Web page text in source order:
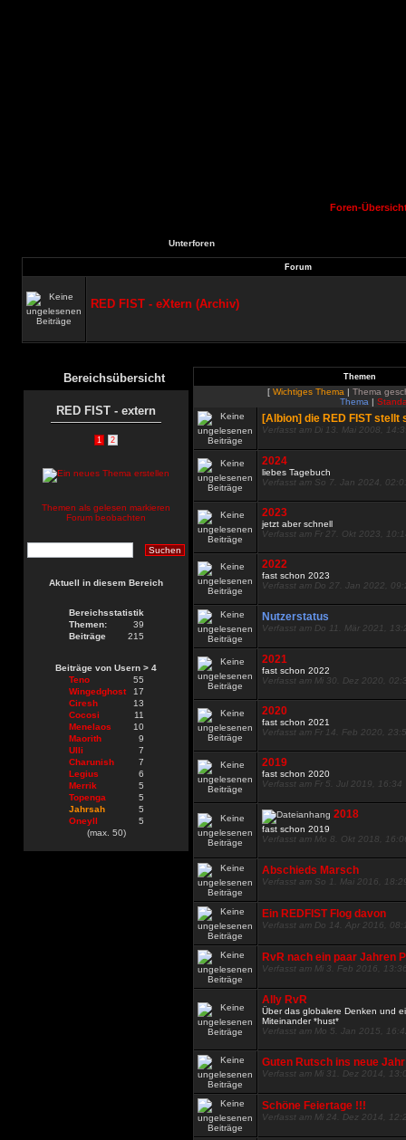
Foren-
Unterforen
Forum
RED FIST - eXtern (Archiv)
Bereichsübersicht
RED FIST - extern
1 2
Themen als gelesen markieren
Forum beobachten
Aktuell in diesem Bereich
Bereichsstatistik
Themen:
39
Beiträge
215
Beiträge von Usern > 4
Teno
55
Wingedghost
17
Ciresh
13
Cocosi
11
Menelaos
10
Maorith
9
Ulli
7
Charunish
7
Legius
6
Merrik
5
Topenga
5
Jahrsah
5
Oneyll
5
(max. 50)
Themen
[ Wichtiges Thema | Thema
Thema |
[Albion] die RED FIST stellt
Verfasst am Di 13. Mai 2008,
2024
liebes Tagebuch
Verfasst am So 7. Jan 2024,
2023
jetzt aber schnell
Verfasst am Fr 27. Okt 2023,
2022
fast schon 2023
Verfasst am Do 27. Jan 2022,
Nutzerstatus
Verfasst am Do 11. Mär 2021,
2021
fast schon 2022
Verfasst am Mi 30. Dez 2020,
2020
fast schon 2021
Verfasst am Fr 14. Feb 2020,
2019
fast schon 2020
Verfasst am Fr 5. Jul 2019, 16:34
2018
fast schon 2019
Verfasst am Mo 8. Okt 2018,
Abschieds Marsch
Verfasst am So 1. Mai 2016,
Ein REDFIST Flog davon
Verfasst am Do 14. Apr 2016,
RvR nach ein paar Jahren
Verfasst am Mi 3. Feb 2016,
Ally RvR
Über das globalere Denken und
Miteinander *hust*
Verfasst am Mo 5. Jan 2015,
Guten Rutsch ins neue Jahr
Verfasst am Mi 31. Dez 2014,
Schöne Feiertage !!!
Verfasst am Mi 24. Dez 2014,